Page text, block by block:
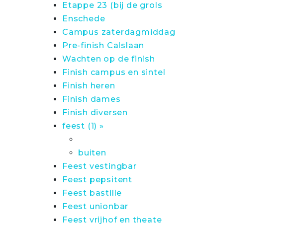
Etappe 23 (bij de grols
Enschede
Campus zaterdagmiddag
Pre-finish Calslaan
Wachten op de finish
Finish campus en sintel
Finish heren
Finish dames
Finish diversen
feest (1) »
buiten
Feest vestingbar
Feest pepsitent
Feest bastille
Feest unionbar
Feest vrijhof en theate